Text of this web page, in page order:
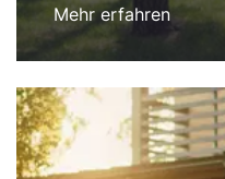
Mehr erfahren